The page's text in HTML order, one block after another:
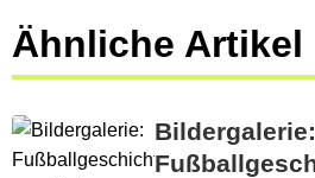
Ähnliche Artikel
Bildergalerie: